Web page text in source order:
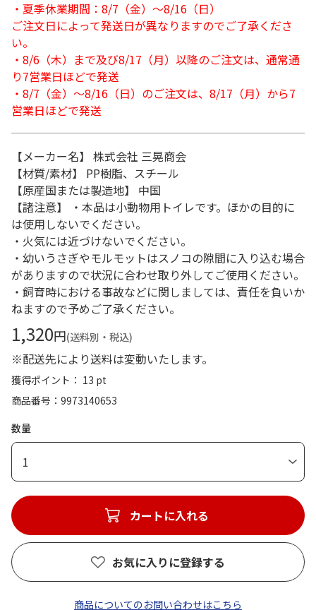
・夏季休業期間：8/7（金）～8/16（日）
ご注文日によって発送日が異なりますのでご了承くださ
い。
・8/6（木）まで及び8/17（月）以降のご注文は、通常通
り7営業日ほどで発送
・8/7（金）～8/16（日）のご注文は、8/17（月）から7
営業日ほどで発送
【メーカー名】 株式会社 三晃商会
【材質/素材】 PP樹脂、スチール
【原産国または製造地】 中国
【諸注意】 ・本品は小動物用トイレです。ほかの目的に
は使用しないでください。
・火気には近づけないでください。
・幼いうさぎやモルモットはスノコの隙間に入り込む場合
がありますので状況に合わせ取り外してご使用ください。
・飼育時における事故などに関しましては、責任を負いか
ねますので予めご了承ください。
1,320円(送料別・税込)
※配送先により送料は変動いたします。
獲得ポイント： 13 pt
商品番号
9973140653
数量
1
カートに入れる
お気に入りに登録する
商品についてのお問い合わせはこちら